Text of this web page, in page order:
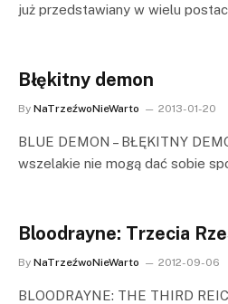
już przedstawiany w wielu
Błękitny demon
By NaTrzeźwoNieWarto 2013-01-20
BLUE DEMON – BŁĘKITNY
wszelakie nie mogą dać sobie
Bloodrayne: Trzecia
By NaTrzeźwoNieWarto 2012-09-06
BLOODRAYNE: THE THIRD